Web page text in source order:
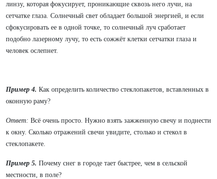
линзу, которая фокусирует, проникающие сквозь него лучи, на
сетчатке глаза. Солнечный свет обладает большой энергией, и если
сфокусировать ее в одной точке, то солнечный луч сработает
подобно лазерному лучу, то есть сожжёт клетки сетчатки глаза и
человек ослепнет.
Пример 4. Как определить количество стеклопакетов, вставленных в
оконную раму?
Ответ: Всё очень просто. Нужно взять зажженную свечу и поднести
к окну. Сколько отражений свечи увидите, столько и стекол в
стеклопакете.
Пример 5. Почему снег в городе тает быстрее, чем в сельской
местности, в поле?